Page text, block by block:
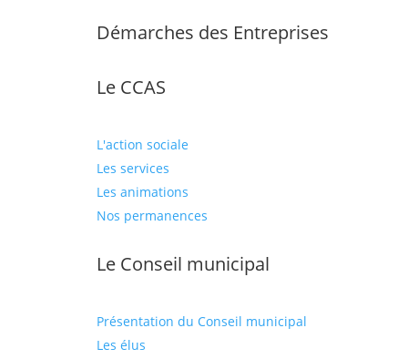
Démarches des Entreprises
Le CCAS
L'action sociale
Les services
Les animations
Nos permanences
Le Conseil municipal
Présentation du Conseil municipal
Les élus